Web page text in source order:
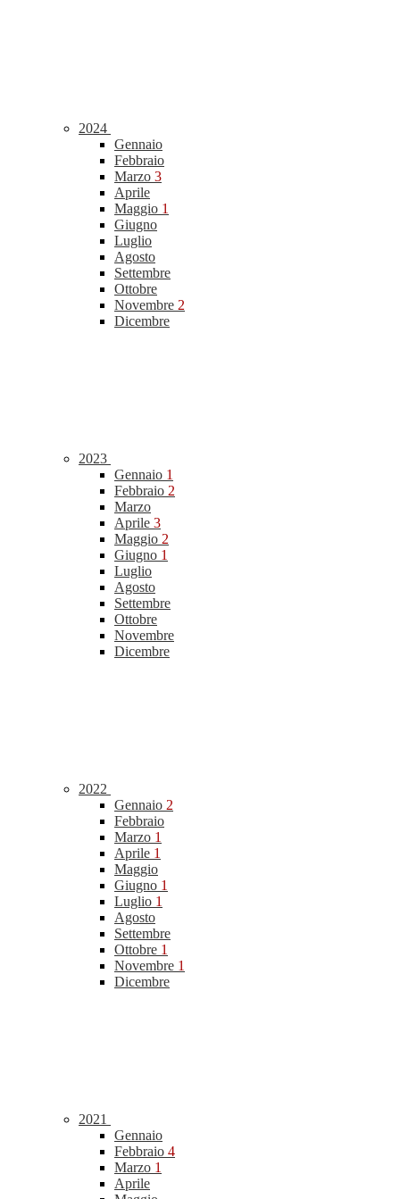
2024
Gennaio
Febbraio
Marzo 3
Aprile
Maggio 1
Giugno
Luglio
Agosto
Settembre
Ottobre
Novembre 2
Dicembre
2023
Gennaio 1
Febbraio 2
Marzo
Aprile 3
Maggio 2
Giugno 1
Luglio
Agosto
Settembre
Ottobre
Novembre
Dicembre
2022
Gennaio 2
Febbraio
Marzo 1
Aprile 1
Maggio
Giugno 1
Luglio 1
Agosto
Settembre
Ottobre 1
Novembre 1
Dicembre
2021
Gennaio
Febbraio 4
Marzo 1
Aprile